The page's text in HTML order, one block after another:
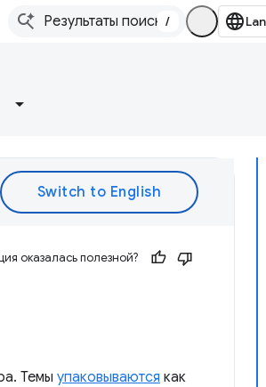
/
оказалась полезной?
Темы упаковываются как